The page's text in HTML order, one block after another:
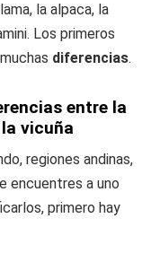
la alpaca, la
Los primeros
diferencias.
entre la
vicuña
regiones andinas,
encuentres a uno
primero hay